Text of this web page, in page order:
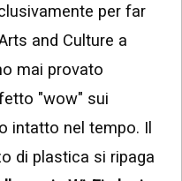
per far
and Culture a
mai provato
"wow" sui
intatto nel tempo. Il
di plastica si ripaga